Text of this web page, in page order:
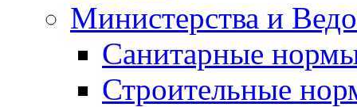
Министерства и
Санитарные
Строительные